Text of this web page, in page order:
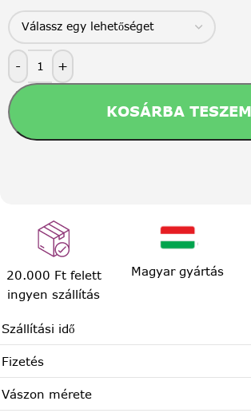
- +
KOSÁRBA TESZEM
20.000 Ft felett
ingyen szállítás
Magyar gyártás
Szállítási idő
Fizetés
Vászon mérete